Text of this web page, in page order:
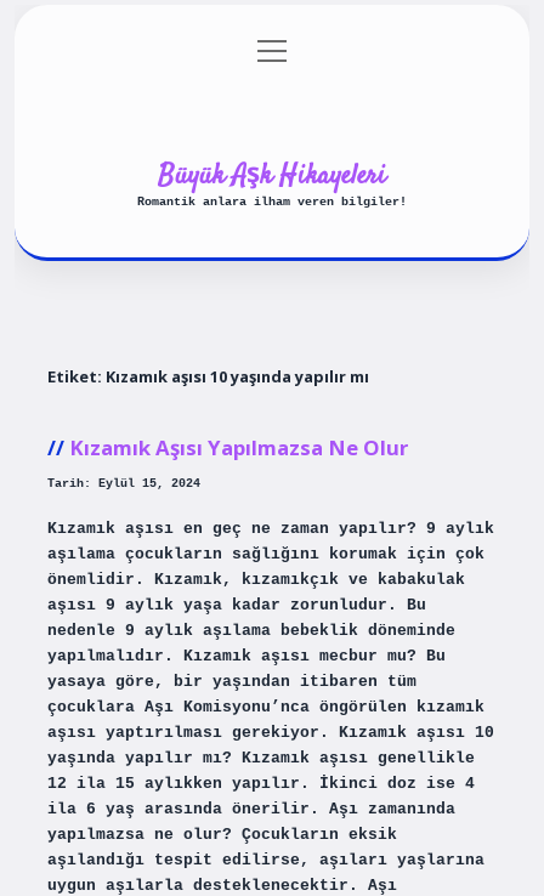
Gizlilik Politikası
menüyü
aç
Büyük Aşk Hikayeleri
Romantik anlara ilham veren bilgiler!
Etiket: Kızamık aşısı 10 yaşında yapılır mı
Kızamık Aşısı Yapılmazsa Ne Olur
Tarih: Eylül 15, 2024
Kızamık aşısı en geç ne zaman yapılır? 9 aylık
aşılama çocukların sağlığını korumak için çok
önemlidir. Kızamık, kızamıkçık ve kabakulak
aşısı 9 aylık yaşa kadar zorunludur. Bu
nedenle 9 aylık aşılama bebeklik döneminde
yapılmalıdır. Kızamık aşısı mecbur mu? Bu
yasaya göre, bir yaşından itibaren tüm
çocuklara Aşı Komisyonu’nca öngörülen kızamık
aşısı yaptırılması gerekiyor. Kızamık aşısı 10
yaşında yapılır mı? Kızamık aşısı genellikle
12 ila 15 aylıkken yapılır. İkinci doz ise 4
ila 6 yaş arasında önerilir. Aşı zamanında
yapılmazsa ne olur? Çocukların eksik
aşılandığı tespit edilirse, aşıları yaşlarına
uygun aşılarla desteklenecektir. Aşı